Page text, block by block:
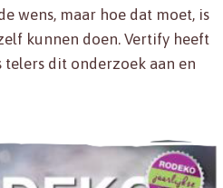
wens, maar hoe dat moet, is
kunnen doen. Vertify heeft
dit onderzoek aan en